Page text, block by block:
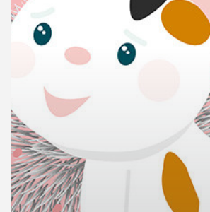
ย์
ลิ
เพลง
บทความ